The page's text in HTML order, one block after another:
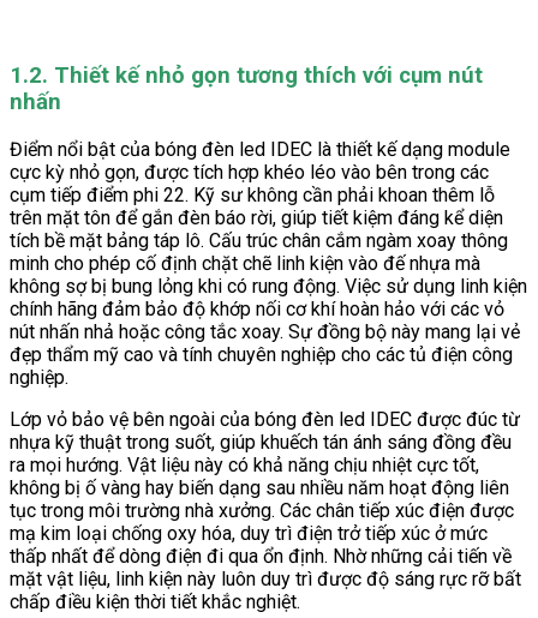
1.2. Thiết kế nhỏ gọn tương thích với cụm nút
nhấn
Điểm nổi bật của bóng đèn led IDEC là thiết kế dạng module
cực kỳ nhỏ gọn, được tích hợp khéo léo vào bên trong các
cụm tiếp điểm phi 22. Kỹ sư không cần phải khoan thêm lỗ
trên mặt tôn để gắn đèn báo rời, giúp tiết kiệm đáng kể diện
tích bề mặt bảng táp lô. Cấu trúc chân cắm ngàm xoay thông
minh cho phép cố định chặt chẽ linh kiện vào đế nhựa mà
không sợ bị bung lỏng khi có rung động. Việc sử dụng linh kiện
chính hãng đảm bảo độ khớp nối cơ khí hoàn hảo với các vỏ
nút nhấn nhả hoặc công tắc xoay. Sự đồng bộ này mang lại vẻ
đẹp thẩm mỹ cao và tính chuyên nghiệp cho các tủ điện công
nghiệp.
Lớp vỏ bảo vệ bên ngoài của bóng đèn led IDEC được đúc từ
nhựa kỹ thuật trong suốt, giúp khuếch tán ánh sáng đồng đều
ra mọi hướng. Vật liệu này có khả năng chịu nhiệt cực tốt,
không bị ố vàng hay biến dạng sau nhiều năm hoạt động liên
tục trong môi trường nhà xưởng. Các chân tiếp xúc điện được
mạ kim loại chống oxy hóa, duy trì điện trở tiếp xúc ở mức
thấp nhất để dòng điện đi qua ổn định. Nhờ những cải tiến về
mặt vật liệu, linh kiện này luôn duy trì được độ sáng rực rỡ bất
chấp điều kiện thời tiết khắc nghiệt.